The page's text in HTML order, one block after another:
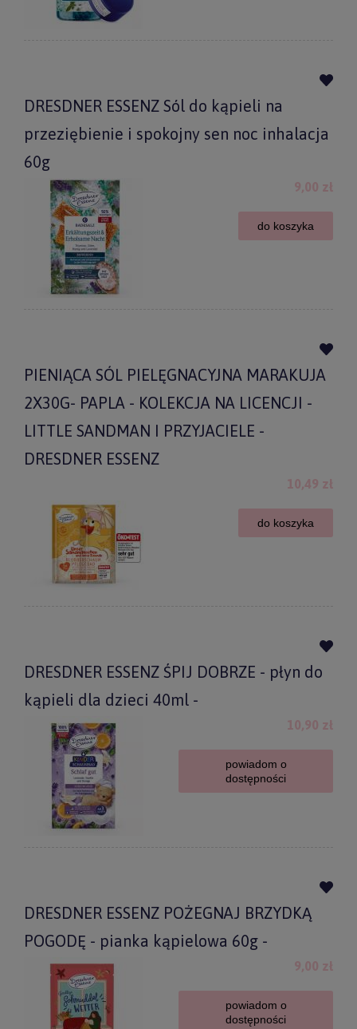
DRESDNER ESSENZ Sól do kąpieli na
przeziębienie i spokojny sen noc inhalacja
60g
9,00 zł
do koszyka
PIENIĄCA SÓL PIELĘGNACYJNA MARAKUJA
2X30G- PAPLA - KOLEKCJA NA LICENCJI -
LITTLE SANDMAN I PRZYJACIELE -
DRESDNER ESSENZ
10,49 zł
do koszyka
DRESDNER ESSENZ ŚPIJ DOBRZE - płyn do
kąpieli dla dzieci 40ml -
10,90 zł
powiadom o
dostępności
DRESDNER ESSENZ POŻEGNAJ BRZYDKĄ
POGODĘ - pianka kąpielowa 60g -
9,00 zł
powiadom o
dostępności